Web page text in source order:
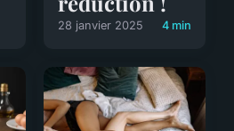
28 janvier 2025 4 min